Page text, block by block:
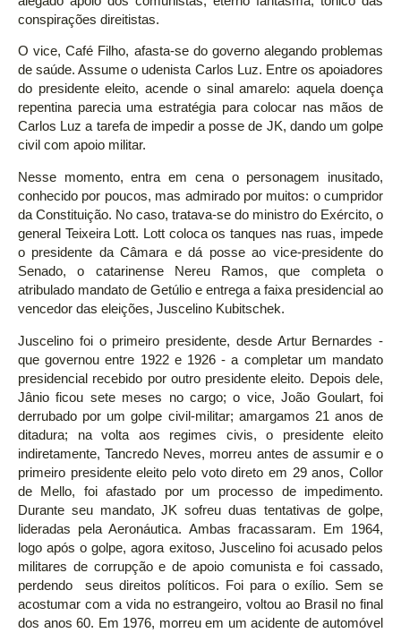
conspirações direitistas.
O vice, Café Filho, afasta-se do governo alegando problemas
de saúde. Assume o udenista Carlos Luz. Entre os apoiadores
do presidente eleito, acende o sinal amarelo: aquela doença
repentina parecia uma estratégia para colocar nas mãos de
Carlos Luz a tarefa de impedir a posse de JK, dando um golpe
civil com apoio militar.
Nesse momento, entra em cena o personagem inusitado,
conhecido por poucos, mas admirado por muitos: o cumpridor
da Constituição. No caso, tratava-se do ministro do Exército, o
general Teixeira Lott. Lott coloca os tanques nas ruas, impede
o presidente da Câmara e dá posse ao vice-presidente do
Senado, o catarinense Nereu Ramos, que completa o
atribulado mandato de Getúlio e entrega a faixa presidencial ao
vencedor das eleições, Juscelino Kubitschek.
Juscelino foi o primeiro presidente, desde Artur Bernardes -
que governou entre 1922 e 1926 - a completar um mandato
presidencial recebido por outro presidente eleito. Depois dele,
Jânio ficou sete meses no cargo; o vice, João Goulart, foi
derrubado por um golpe civil-militar; amargamos 21 anos de
ditadura; na volta aos regimes civis, o presidente eleito
indiretamente, Tancredo Neves, morreu antes de assumir e o
primeiro presidente eleito pelo voto direto em 29 anos, Collor
de Mello, foi afastado por um processo de impedimento.
Durante seu mandato, JK sofreu duas tentativas de golpe,
lideradas pela Aeronáutica. Ambas fracassaram. Em 1964,
logo após o golpe, agora exitoso, Juscelino foi acusado pelos
militares de corrupção e de apoio comunista e foi cassado,
perdendo seus direitos políticos. Foi para o exílio. Sem se
acostumar com a vida no estrangeiro, voltou ao Brasil no final
dos anos 60. Em 1976, morreu em um acidente de automóvel